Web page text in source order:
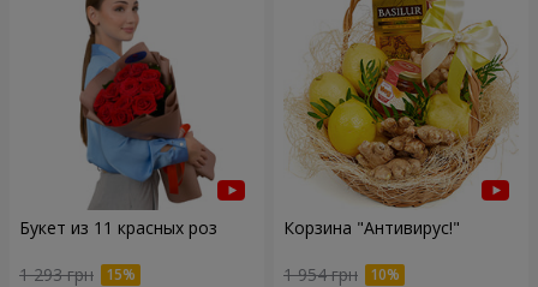
Букет из 11 красных роз
1 293 грн
Корзина "Антивирус!"
1 954 грн